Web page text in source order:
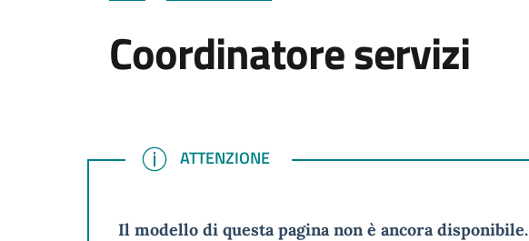
Coordinatore servizi
ATTENZIONE
ATTENZIONE
Il modello di questa pagina non è ancora disponibile.